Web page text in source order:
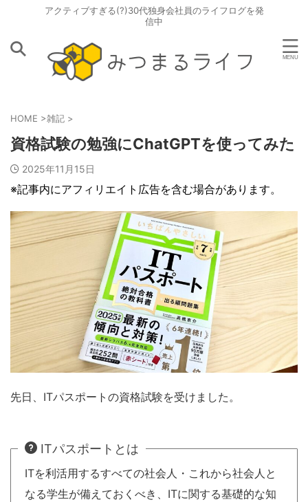
アクティブすぎる(?)30代独身会社員のライフログを発
信中
HOME >雑記 >
資格試験の勉強にChatGPTを使ってみた
2025年11月15日
※記事内にアフィリエイト広告を含む場合があります。
先日、ITパスポートの資格試験を受けました。
ITパスポートとは
ITを利活用するすべての社会人・これから社会人と
なる学生が備えておくべき、ITに関する基礎的な知